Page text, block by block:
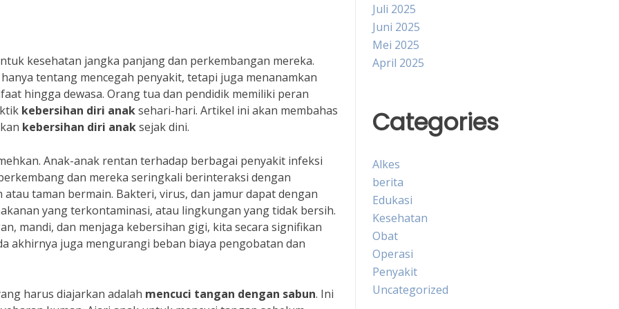
kesehatan jangka panjang dan perkembangan mereka.
tentang mencegah penyakit, tetapi juga menanamkan
hingga dewasa. Orang tua dan pendidik memiliki peran
kebersihan diri anaksehari-hari. Artikel ini akan membahas
kebersihan diri anaksejak dini.
Anak-anak rentan terhadap berbagai penyakit infeksi
dan mereka seringkali berinteraksi dengan
taman bermain. Bakteri, virus, dan jamur dapat dengan
yang terkontaminasi, atau lingkungan yang tidak bersih.
mandi, dan menjaga kebersihan gigi, kita secara signifikan
akhirnya juga mengurangi beban biaya pengobatan dan
harus diajarkan adalah mencuci tangan dengan sabun. Ini
Juli 2025
Juni 2025
Mei 2025
April 2025
Categories
Alkes
berita
Edukasi
Kesehatan
Obat
Operasi
Penyakit
Uncategorized